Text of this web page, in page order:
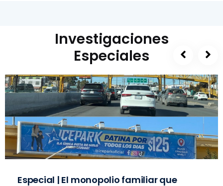
Investigaciones
Especiales
Especial | El monopolio familiar que